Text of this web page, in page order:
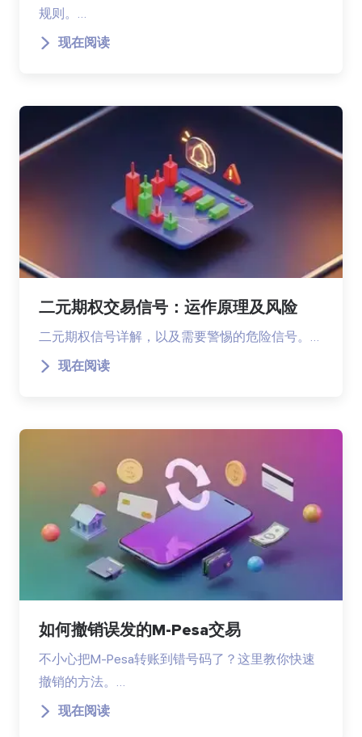
规则。…
现在阅读
二元期权交易信号：运作原理及风险
二元期权信号详解，以及需要警惕的危险信号。…
现在阅读
如何撤销误发的M-Pesa交易
不小心把M-Pesa转账到错号码了？这里教你快速
撤销的方法。…
现在阅读